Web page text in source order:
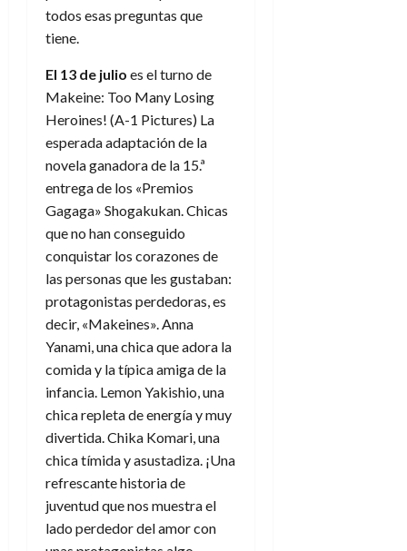
todos esas preguntas que
tiene.
El 13 de julio es el turno de
Makeine: Too Many Losing
Heroines! (A-1 Pictures) La
esperada adaptación de la
novela ganadora de la 15.ª
entrega de los «Premios
Gagaga» Shogakukan. Chicas
que no han conseguido
conquistar los corazones de
las personas que les gustaban:
protagonistas perdedoras, es
decir, «Makeines». Anna
Yanami, una chica que adora la
comida y la típica amiga de la
infancia. Lemon Yakishio, una
chica repleta de energía y muy
divertida. Chika Komari, una
chica tímida y asustadiza. ¡Una
refrescante historia de
juventud que nos muestra el
lado perdedor del amor con